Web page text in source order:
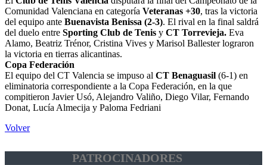
Comunidad Valenciana en categoría Veteranas +30, tras la victoria
del equipo ante Buenavista Benissa (2-3). El rival en la final saldrá
del duelo entre Sporting Club de Tenis y CT Torrevieja. Eva
Alamo, Beatriz Trénor, Cristina Vives y Marisol Ballester lograron
la victoria en tierras alicantinas.
Copa Federación
El equipo del CT Valencia se impuso al CT Benaguasil (6-1) en
eliminatoria correspondiente a la Copa Federación, en la que
compitieron Javier Usó, Alejandro Valiño, Diego Vilar, Fernando
Donat, Lucía Almecija y Paloma Fedriani
Volver
PATROCINADORES